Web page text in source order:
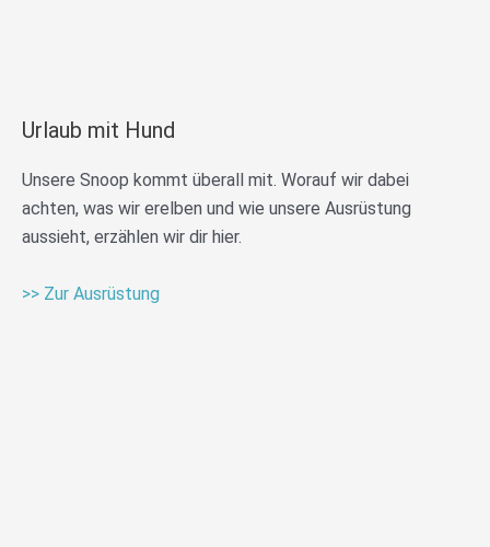
Urlaub mit Hund
Unsere Snoop kommt überall mit. Worauf wir dabei
achten, was wir erelben und wie unsere Ausrüstung
aussieht, erzählen wir dir hier.
>> Zur Ausrüstung